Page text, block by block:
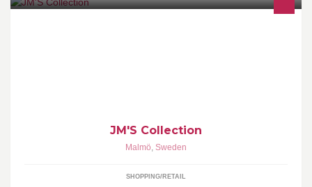
JM'S Collection
Malmö, Sweden
SHOPPING/RETAIL